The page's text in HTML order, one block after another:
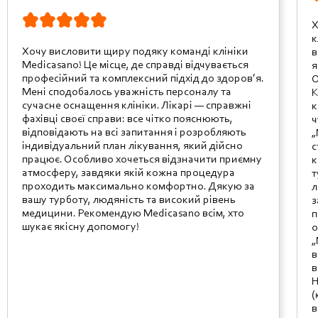
Хочу висловити щиру подяку команді клініки
Medicasano! Це місце, де справді відчувається
професійний та комплексний підхід до здоров’я.
Мені сподобалось уважність персоналу та
сучасне оснащення клініки. Лікарі — справжні
фахівці своєї справи: все чітко пояснюють,
відповідають на всі запитання і розробляють
індивідуальний план лікування, який дійсно
працює. Особливо хочеться відзначити приємну
атмосферу, завдяки якій кожна процедура
проходить максимально комфортно. Дякую за
вашу турботу, людяність та високий рівень
медицини. Рекомендую Medicasano всім, хто
шукає якісну допомогу!